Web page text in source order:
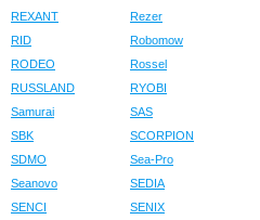
REXANT
Rezer
RID
Robomow
RODEO
Rossel
RUSSLAND
RYOBI
Samurai
SAS
SBK
SCORPION
SDMO
Sea-Pro
Seanovo
SEDIA
SENCI
SENIX